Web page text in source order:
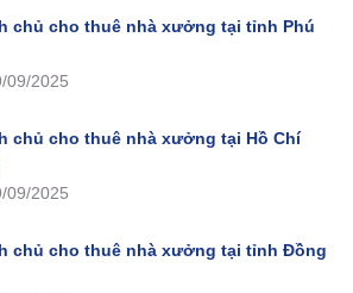
chủ cho thuê nhà xưởng tại tỉnh Phú
09/2025
chủ cho thuê nhà xưởng tại Hồ Chí
09/2025
chủ cho thuê nhà xưởng tại tỉnh Đồng